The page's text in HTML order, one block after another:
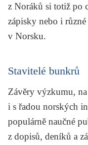
z Noráků si totiž po
zápisky nebo i
v Norsku.
Stavitelé bunkrů
Závěry výzkumu,
i s řadou norských
populárně naučné
z dopisů, deníků a